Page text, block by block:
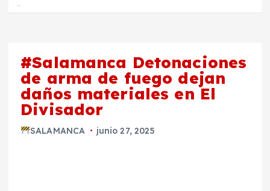
#Salamanca Detonaciones
de arma de fuego dejan
daños materiales en El
Divisador
SALAMANCA junio 27, 2025